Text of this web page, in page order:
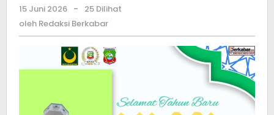
15 Juni 2026 oleh
Redaksi
-
25 Dilihat
oleh Redaksi Berkabar